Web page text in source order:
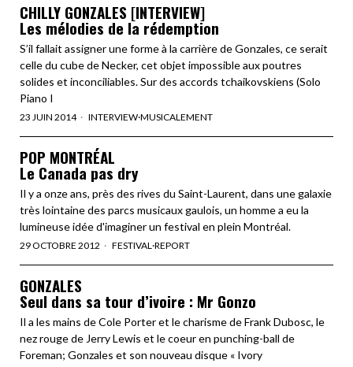
CHILLY GONZALES [INTERVIEW]
Les mélodies de la rédemption
S’il fallait assigner une forme à la carrière de Gonzales, ce serait
celle du cube de Necker, cet objet impossible aux poutres
solides et inconciliables. Sur des accords tchaikovskiens (Solo
Piano I
23 JUIN 2014 INTERVIEW·MUSICALEMENT
POP MONTRÉAL
Le Canada pas dry
Il y a onze ans, près des rives du Saint-Laurent, dans une galaxie
très lointaine des parcs musicaux gaulois, un homme a eu la
lumineuse idée d'imaginer un festival en plein Montréal.
29 OCTOBRE 2012 FESTIVAL·REPORT
GONZALES
Seul dans sa tour d’ivoire : Mr Gonzo
Il a les mains de Cole Porter et le charisme de Frank Dubosc, le
nez rouge de Jerry Lewis et le coeur en punching-ball de
Foreman; Gonzales et son nouveau disque « Ivory